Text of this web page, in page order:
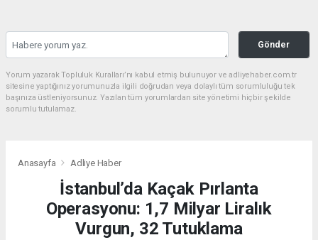
Gönder
Yorum yazarak Topluluk Kuralları’nı kabul etmiş bulunuyor ve adliyehaber.com.tr
sitesine yaptığınız yorumunuzla ilgili doğrudan veya dolaylı tüm sorumluluğu tek
başınıza üstleniyorsunuz. Yazılan tüm yorumlardan site yönetimi hiçbir şekilde
sorumlu tutulamaz.
Anasayfa Adliye Haber
İstanbul’da Kaçak Pırlanta
Operasyonu: 1,7 Milyar Liralık
Vurgun, 32 Tutuklama